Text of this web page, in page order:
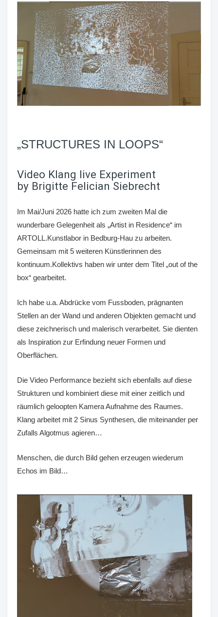
„STRUCTURES IN LOOPS“
Video Klang live Experiment
by Brigitte Felician Siebrecht
Im Mai/Juni 2026 hatte ich zum zweiten Mal die
wunderbare Gelegenheit als „Artist in Residence“ im
ARTOLL.Kunstlabor in Bedburg-Hau zu arbeiten.
Gemeinsam mit 5 weiteren Künstlerinnen des
kontinuum.Kollektivs haben wir unter dem Titel „out of the
box“ gearbeitet.
Ich habe u.a. Abdrücke vom Fussboden, prägnanten
Stellen an der Wand und anderen Objekten gemacht und
diese zeichnerisch und malerisch verarbeitet. Sie dienten
als Inspiration zur Erfindung neuer Formen und
Oberflächen.
Die Video Performance bezieht sich ebenfalls auf diese
Strukturen und kombiniert diese mit einer zeitlich und
räumlich geloopten Kamera Aufnahme des Raumes.
Klang arbeitet mit 2 Sinus Synthesen, die miteinander per
Zufalls Algotmus agieren…
Menschen, die durch Bild gehen erzeugen wiederum
Echos im Bild…